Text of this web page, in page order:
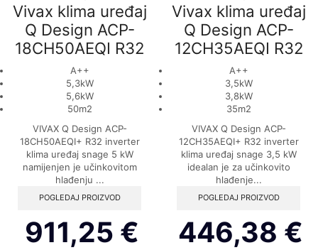
Vivax klima uređaj
Q Design ACP-
18CH50AEQI R32
A++
5,3kW
5,6kW
50m2
VIVAX Q Design ACP-
18CH50AEQI+ R32 inverter
klima uređaj snage 5 kW
namijenjen je učinkovitom
hlađenju ...
POGLEDAJ PROIZVOD
911,25 €
Vivax klima uređaj
Q Design ACP-
12CH35AEQI R32
A++
3,5kW
3,8kW
35m2
VIVAX Q Design ACP-
12CH35AEQI+ R32 inverter
klima uređaj snage 3,5 kW
idealan je za učinkovito
hlađenje...
POGLEDAJ PROIZVOD
446,38 €